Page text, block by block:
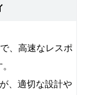
、高速なレスポ
、適切な設計や